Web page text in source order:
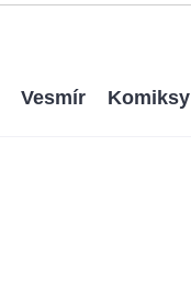
Vesmír Komiksy